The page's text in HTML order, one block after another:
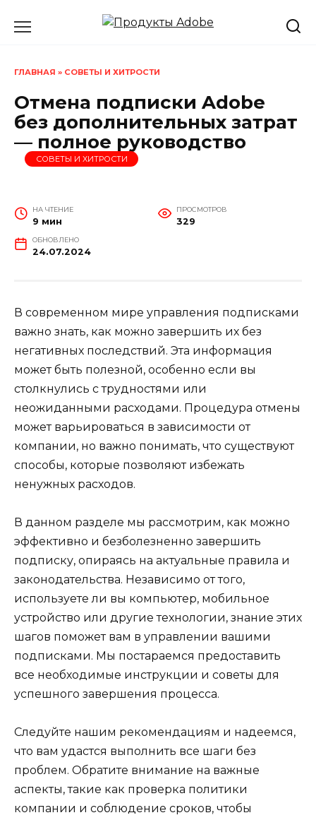
ГЛАВНАЯ » СОВЕТЫ И ХИТРОСТИ
Отмена подписки Adobe
без дополнительных затрат
— полное руководство
СОВЕТЫ И ХИТРОСТИ
НА ЧТЕНИЕ
9 мин
ПРОСМОТРОВ
329
ОБНОВЛЕНО
24.07.2024
В современном мире управления подписками
важно знать, как можно завершить их без
негативных последствий. Эта информация
может быть полезной, особенно если вы
столкнулись с трудностями или
неожиданными расходами. Процедура отмены
может варьироваться в зависимости от
компании, но важно понимать, что существуют
способы, которые позволяют избежать
ненужных расходов.
В данном разделе мы рассмотрим, как можно
эффективно и безболезненно завершить
подписку, опираясь на актуальные правила и
законодательства. Независимо от того,
используете ли вы компьютер, мобильное
устройство или другие технологии, знание этих
шагов поможет вам в управлении вашими
подписками. Мы постараемся предоставить
все необходимые инструкции и советы для
успешного завершения процесса.
Следуйте нашим рекомендациям и надеемся,
что вам удастся выполнить все шаги без
проблем. Обратите внимание на важные
аспекты, такие как проверка политики
компании и соблюдение сроков, чтобы